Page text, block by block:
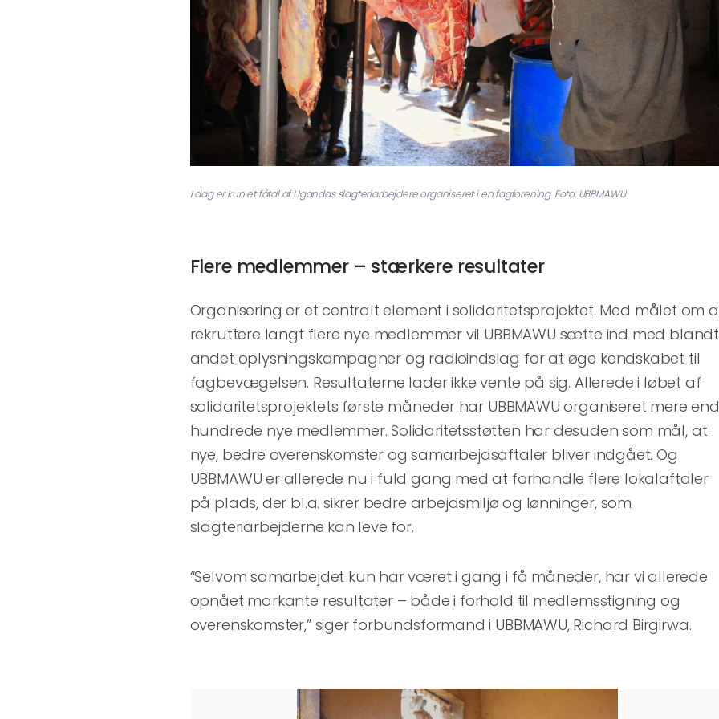
I dag er kun et fåtal af Ugandas slagteriarbejdere organiseret i en fagforening. Foto: UBBMAWU
Flere medlemmer – stærkere resultater
Organisering er et centralt element i solidaritetsprojektet. Med målet om
rekruttere langt flere nye medlemmer vil UBBMAWU sætte ind med blandt
andet oplysningskampagner og radioindslag for at øge kendskabet til
fagbevægelsen. Resultaterne lader ikke vente på sig. Allerede i løbet af
solidaritetsprojektets første måneder har UBBMAWU organiseret mere end
hundrede nye medlemmer. Solidaritetsstøtten har desuden som mål, at
nye, bedre overenskomster og samarbejdsaftaler bliver indgået. Og
UBBMAWU er allerede nu i fuld gang med at forhandle flere lokalaftaler
på plads, der bl.a. sikrer bedre arbejdsmiljø og lønninger, som
slagteriarbejderne kan leve for.
“Selvom samarbejdet kun har været i gang i få måneder, har vi allerede
opnået markante resultater – både i forhold til medlemsstigning og
overenskomster,” siger forbundsformand i UBBMAWU, Richard Birgirwa.